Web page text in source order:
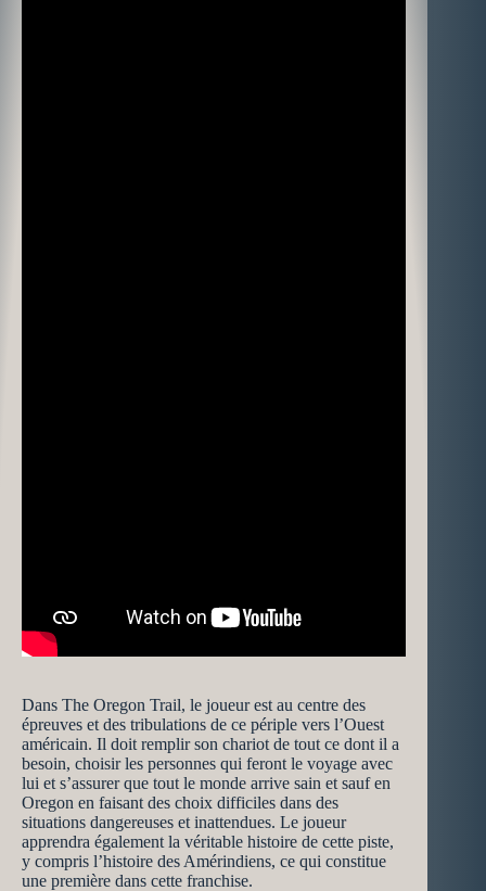
Dans The Oregon Trail, le joueur est au centre des
épreuves et des tribulations de ce périple vers l’Ouest
américain. Il doit remplir son chariot de tout ce dont il a
besoin, choisir les personnes qui feront le voyage avec
lui et s’assurer que tout le monde arrive sain et sauf en
Oregon en faisant des choix difficiles dans des
situations dangereuses et inattendues. Le joueur
apprendra également la véritable histoire de cette piste,
y compris l’histoire des Amérindiens, ce qui constitue
une première dans cette franchise.